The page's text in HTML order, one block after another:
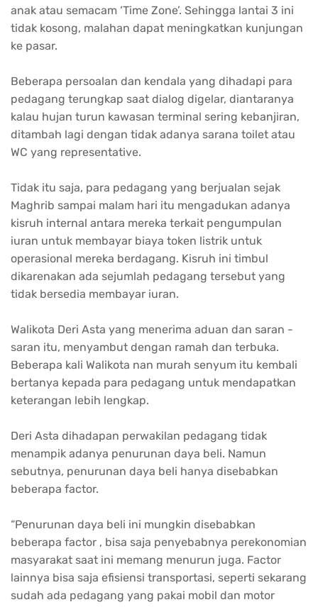
anak atau semacam ‘Time Zone’. Sehingga lantai 3 ini
tidak kosong, malahan dapat meningkatkan kunjungan
ke pasar.
Beberapa persoalan dan kendala yang dihadapi para
pedagang terungkap saat dialog digelar, diantaranya
kalau hujan turun kawasan terminal sering kebanjiran,
ditambah lagi dengan tidak adanya sarana toilet atau
WC yang representative.
Tidak itu saja, para pedagang yang berjualan sejak
Maghrib sampai malam hari itu mengadukan adanya
kisruh internal antara mereka terkait pengumpulan
iuran untuk membayar biaya token listrik untuk
operasional mereka berdagang. Kisruh ini timbul
dikarenakan ada sejumlah pedagang tersebut yang
tidak bersedia membayar iuran.
Walikota Deri Asta yang menerima aduan dan saran -
saran itu, menyambut dengan ramah dan terbuka.
Beberapa kali Walikota nan murah senyum itu kembali
bertanya kepada para pedagang untuk mendapatkan
keterangan lebih lengkap.
Deri Asta dihadapan perwakilan pedagang tidak
menampik adanya penurunan daya beli. Namun
sebutnya, penurunan daya beli hanya disebabkan
beberapa factor.
“Penurunan daya beli ini mungkin disebabkan
beberapa factor , bisa saja penyebabnya perekonomian
masyarakat saat ini memang menurun juga. Factor
lainnya bisa saja efisiensi transportasi, seperti sekarang
sudah ada pedagang yang pakai mobil dan motor